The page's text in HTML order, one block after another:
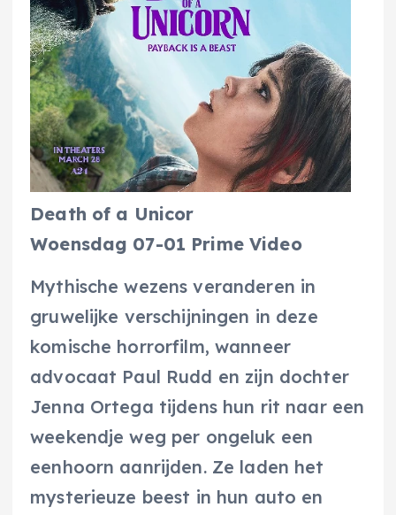
Death of a Unicor
Woensdag 07-01 Prime Video
Mythische wezens veranderen in
gruwelijke verschijningen in deze
komische horrorfilm, wanneer
advocaat Paul Rudd en zijn dochter
Jenna Ortega tijdens hun rit naar een
weekendje weg per ongeluk een
eenhoorn aanrijden. Ze laden het
mysterieuze beest in hun auto en